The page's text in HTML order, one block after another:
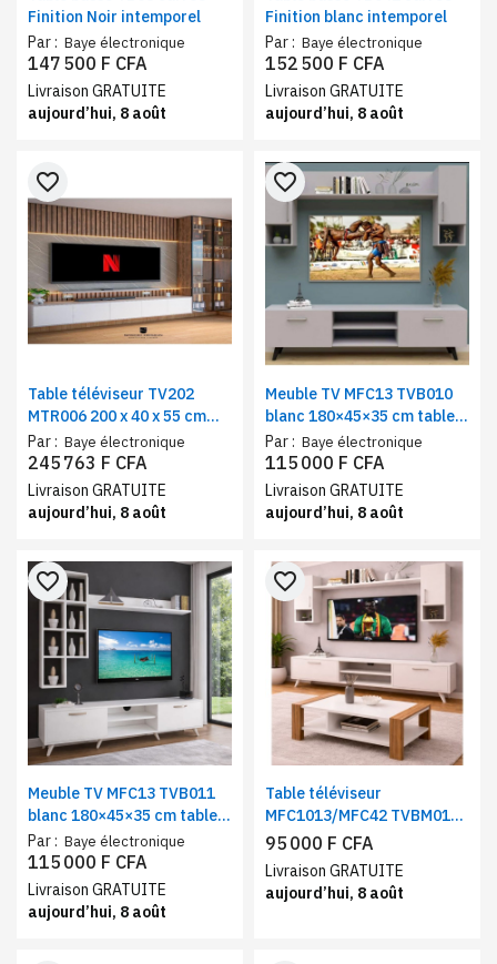
Finition Noir intemporel
Par : Baye électronique
147 500 F CFA
Livraison GRATUITE
aujourd’hui, 8 août
Finition blanc intemporel
Par : Baye électronique
152 500 F CFA
Livraison GRATUITE
aujourd’hui, 8 août
Table téléviseur TV202
MTR006 200 x 40 x 55 cm
blanc | Meuble TV avec
rangements moderne pour
salon
Par : Baye électronique
favorite_border
245 763 F CFA
Livraison GRATUITE
aujourd’hui, 8 août
Meuble TV MFC13 TVB010
blanc 180×45×35 cm table
téléviseur avec rangements
Par : Baye électronique
favorite_border
115 000 F CFA
Livraison GRATUITE
aujourd’hui, 8 août
Meuble TV MFC13 TVB011
blanc 180×45×35 cm table
téléviseur avec
compartiments de
rangements
Par : Baye électronique
favorite_border
115 000 F CFA
Livraison GRATUITE
aujourd’hui, 8 août
Table téléviseur
MFC1013/MFC42 TVBM010
meuble de salon marron
blanc
favorite_border
95 000 F CFA
Livraison GRATUITE
aujourd’hui, 8 août